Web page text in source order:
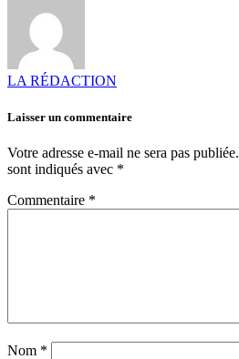
LA RÉDACTION
Laisser un commentaire
Votre adresse e-mail ne sera pas publiée.
sont indiqués avec *
Commentaire *
Nom *